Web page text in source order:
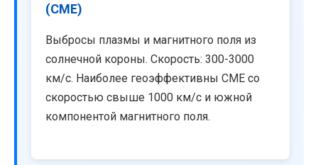
(CME)
Выбросы плазмы и магнитного поля из
солнечной короны. Скорость: 300-3000
км/с. Наиболее геоэффективны CME со
скоростью свыше 1000 км/с и южной
компонентой магнитного поля.